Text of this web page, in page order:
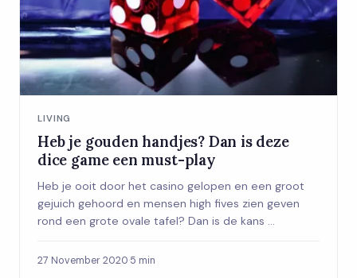
LIVING
Heb je gouden handjes? Dan is deze
dice game een must-play
Heb je ooit door het casino gelopen en een groot
gejuich gehoord en mensen high fives zien geven
rond een grote ovale tafel? Dan is de kans ...
27 November 2020·5 min